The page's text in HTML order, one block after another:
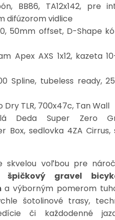
BB86, TA12x142, pre
difúzorom vidlice
50mm offset, D-Shape
Apex AXS 1x12, kazeta
Spline, tubeless ready,
TLR, 700x47c, Tan Wall
Deda Super Zero
Box, sedlovka 4ZA Cirrus,
skvelou voľbou pre
špičkový gravel
a výborným pomerom
šotolinové trasy,
či každodenné